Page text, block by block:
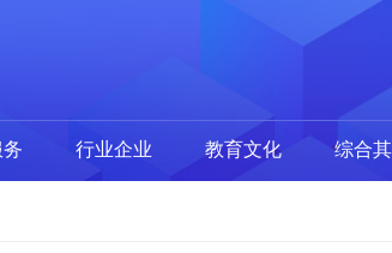
行业企业 教育文化 综合